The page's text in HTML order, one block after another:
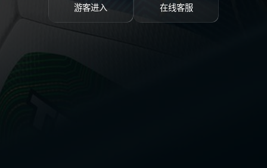
游客进入 在线客服